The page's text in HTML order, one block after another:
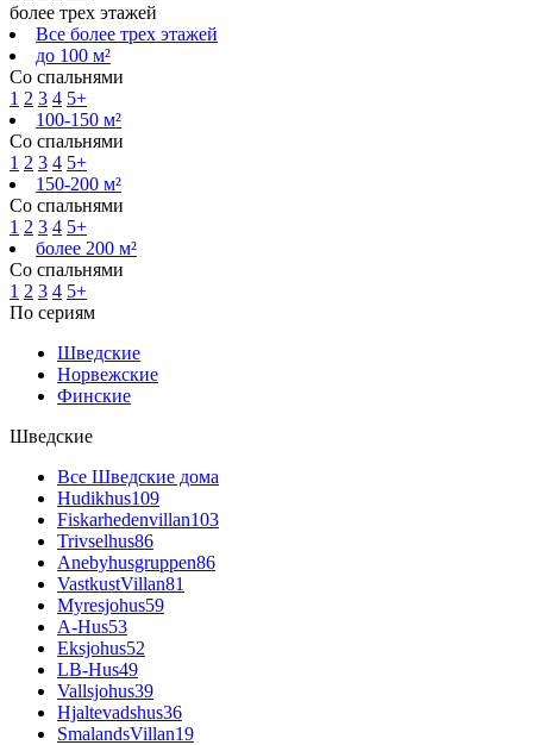
более трех этажей
Все более трех этажей
до 100 м²
Со спальнями
1 2 3 4 5+
100-150 м²
Со спальнями
1 2 3 4 5+
150-200 м²
Со спальнями
1 2 3 4 5+
более 200 м²
Со спальнями
1 2 3 4 5+
По сериям
Шведские
Норвежские
Финские
Шведские
Все Шведские дома
Hudikhus109
Fiskarhedenvillan103
Trivselhus86
Anebyhusgruppen86
VastkustVillan81
Myresjohus59
A-Hus53
Eksjohus52
LB-Hus49
Vallsjohus39
Hjaltevadshus36
SmalandsVillan19